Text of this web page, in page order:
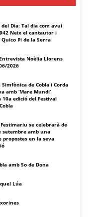
Dia: Tal dia com avui
Neix el cantautor i
Pi de la Serra
Noèlia Llorens
2026
Simfònica de Cobla i Corda
amb ‘Mare Mundi’
edició del Festival
se celebrarà de
setembre amb una
propostes en la seva
amb So de Dona
Lúa